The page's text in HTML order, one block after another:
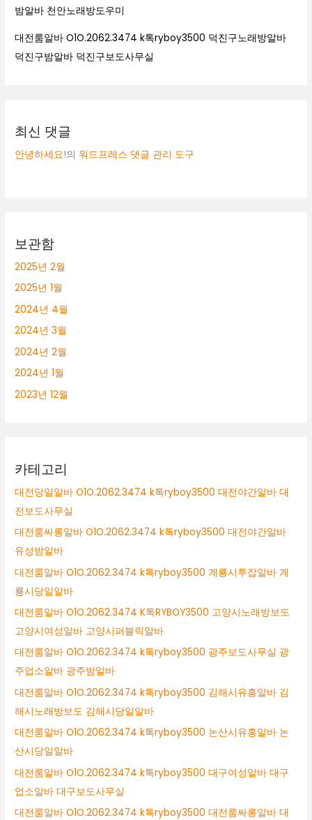
밤알바 천안노래방도우미
대전룸알바 O1O.2062.3474 k톡ryboy3500 덕진구노래방알바
덕진구밤알바 덕진구보도사무실
최신 댓글
안녕하세요!의워드프레스 댓글 관리 도구
보관함
2025년 2월
2025년 1월
2024년 4월
2024년 3월
2024년 2월
2024년 1월
2023년 12월
카테고리
대전당일알바 O1O.2062.3474 k톡ryboy3500 대전야간알바 대
전보도사무실
대전룸싸롱알바 O1O.2062.3474 k톡ryboy3500 대전야간알바
유성밤알바
대전룸알바 O1O.2062.3474 k톡ryboy3500 계룡시투잡알바 계
룡시당일알바
대전룸알바 O1O.2062.3474 K톡RYBOY3500 고양시노래방보도
고양시여성알바 고양시퍼블릭알바
대전룸알바 O1O.2062.3474 k톡ryboy3500 광주보도사무실 광
주업소알바 광주밤알바
대전룸알바 O1O.2062.3474 k톡ryboy3500 김해시유흥알바 김
해시노래방보도 김해시당일알바
대전룸알바 O1O.2062.3474 k톡ryboy3500 논산시유흥알바 논
산시당일알바
대전룸알바 O1O.2062.3474 k톡ryboy3500 대구여성알바 대구
업소알바 대구보도사무실
대전룸알바 O1O.2062.3474 k톡ryboy3500 대전룸싸롱알바 대